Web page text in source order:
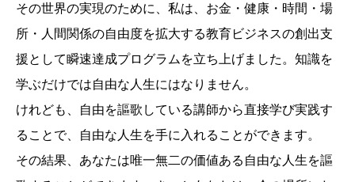
その世界の実現のために、私は、お金・健康・時間・場
所・人間関係の自由度を拡大する教育ビジネスの創出支
援として瞬速達成プログラムを立ち上げました。知識を
学ぶだけでは自由な人生にはなりません。
けれども、自由を謳歌している講師から直接学び実践す
ることで、自由な人生を手に入れることができます。
その結果、あなたは唯一無二の価値ある自由な人生を謳